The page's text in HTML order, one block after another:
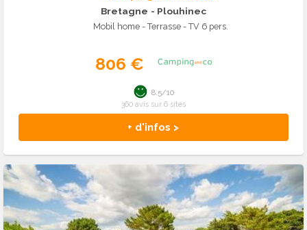
Bretagne - Plouhinec
Mobil home - Terrasse - TV 6 pers.
806 €
+ d'infos >
8.5/10
360 avis sur 6 sites